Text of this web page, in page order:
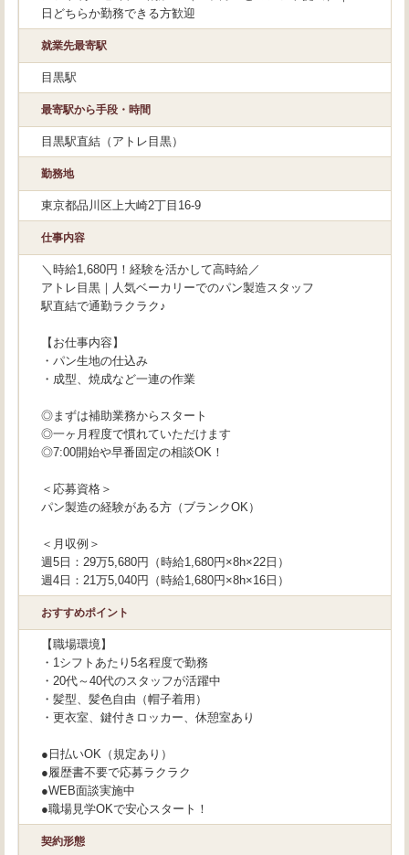
日どちらか勤務できる方歓迎
就業先最寄駅
目黒駅
最寄駅から手段・時間
目黒駅直結（アトレ目黒）
勤務地
東京都品川区上大崎2丁目16-9
仕事内容
＼時給1,680円！経験を活かして高時給／
アトレ目黒｜人気ベーカリーでのパン製造スタッフ
駅直結で通勤ラクラク♪
【お仕事内容】
・パン生地の仕込み
・成型、焼成など一連の作業
◎まずは補助業務からスタート
◎一ヶ月程度で慣れていただけます
◎7:00開始や早番固定の相談OK！
＜応募資格＞
パン製造の経験がある方（ブランクOK）
＜月収例＞
週5日：29万5,680円（時給1,680円×8h×22日）
週4日：21万5,040円（時給1,680円×8h×16日）
おすすめポイント
【職場環境】
・1シフトあたり5名程度で勤務
・20代～40代のスタッフが活躍中
・髪型、髪色自由（帽子着用）
・更衣室、鍵付きロッカー、休憩室あり
●日払いOK（規定あり）
●履歴書不要で応募ラクラク
●WEB面談実施中
●職場見学OKで安心スタート！
契約形態